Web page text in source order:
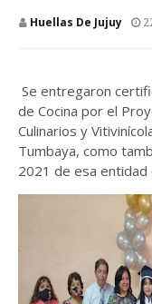
Huellas De Jujuy
Se entregaron
de Cocina por el
Culinarios y
Tumbaya, como
2021 de esa entidad